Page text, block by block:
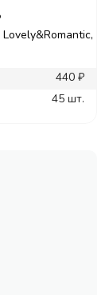
440 ₽
45 шт.